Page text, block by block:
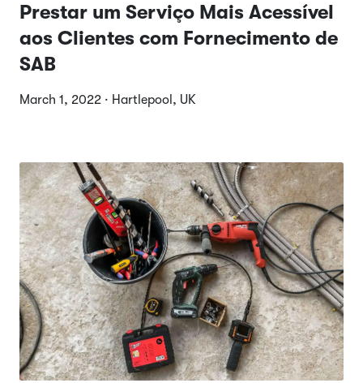
Prestar um Serviço Mais Acessível
aos Clientes com Fornecimento de
SAB
March 1, 2022 · Hartlepool, UK